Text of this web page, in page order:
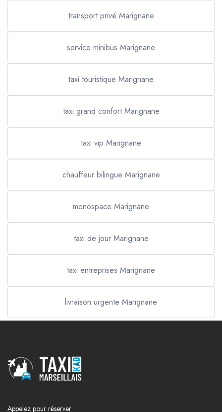
transport privé Marignane
service minibus Marignane
taxi touristique Marignane
taxi grand confort Marignane
taxi vip Marignane
chauffeur bilingue Marignane
monospace Marignane
taxi de jour Marignane
taxi entreprises Marignane
livraison urgente Marignane
Appelez pour réserver